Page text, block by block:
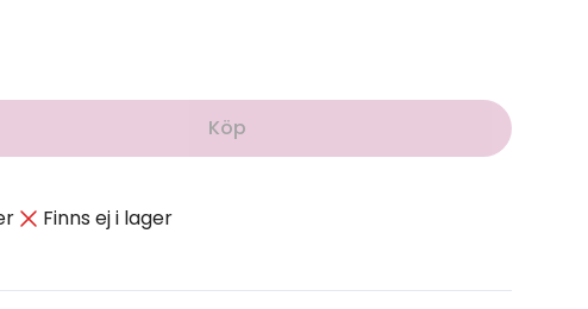
Köp
Finns ej i lager